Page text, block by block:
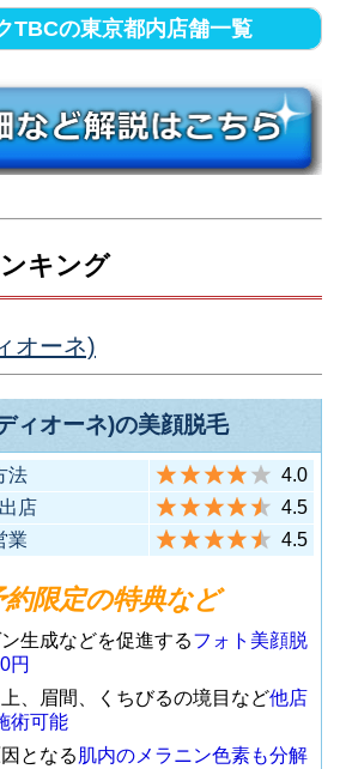
分）
豊島区東池袋1丁目4-6 高和ビル8
F
（JR各線 池袋駅(東口)から徒歩5
豊島区西池袋1丁目21‐2 ハイブリ
（JR各線 池袋駅(西口)から徒歩3
分）
豊島区東池袋1丁目13-4 JTB池袋
ビル別館4F
（JR各線 池袋駅(東口)から徒歩
約4分）
新宿区高田馬場1丁目26-5 FI(エ
（JR各線 高田馬場駅(早稲田口)
から徒歩1分）
品川区大井1-10-3 ボード大井町
（JR各線 大井町駅西口から徒歩
2分）
品川区上大崎2-15-14 高木ビル
5F
（JR山手線 目黒駅東口から徒歩
大田区西蒲田7-48-13 渡辺店舗
2F
（JR・東急各線 蒲田駅西口から
徒歩2分）
渋谷区神宮前1-8-9 原宿宝エス
テートビル7Ｆ
（地下鉄明治神宮前駅より徒歩3
分）
TBCの東京都内店舗一覧
渋谷区代々木2-7-8 東京南新宿ビ
（JR各線 新宿駅南口から徒歩3
分）
新宿区新宿３－２７－４ 新宿御
幸ビル４Ｆ
（JR各線 新宿駅中央東口から徒
渋谷区宇田川町20-11NOF渋谷公
（東急・地下鉄各線 渋谷駅ハチ
公口から徒歩6分）
キング
オーネ)
ィオーネ)の美顔脱毛
法
4.0
店
4.5
業
4.5
約限定の特典など
生成などを促進するフォト美顔脱
円
、眉間、くちびるの境目など他店
術可能
となる肌内のメラニン色素も分解